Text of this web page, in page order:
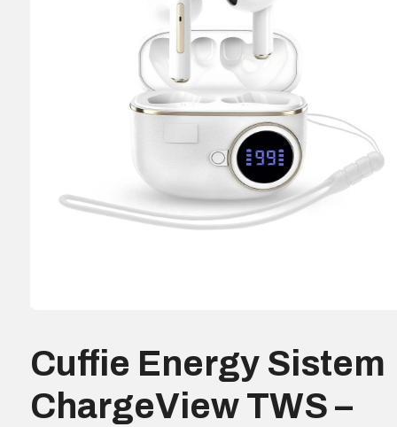
Cuffie Energy Sistem
ChargeView TWS –